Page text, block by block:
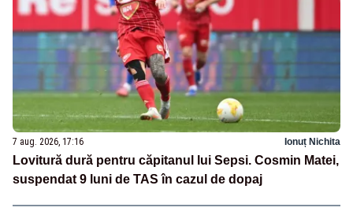
7 aug. 2026, 17:16 Ionuț Nichita
Lovitură dură pentru căpitanul lui Sepsi. Cosmin Matei,
suspendat 9 luni de TAS în cazul de dopaj